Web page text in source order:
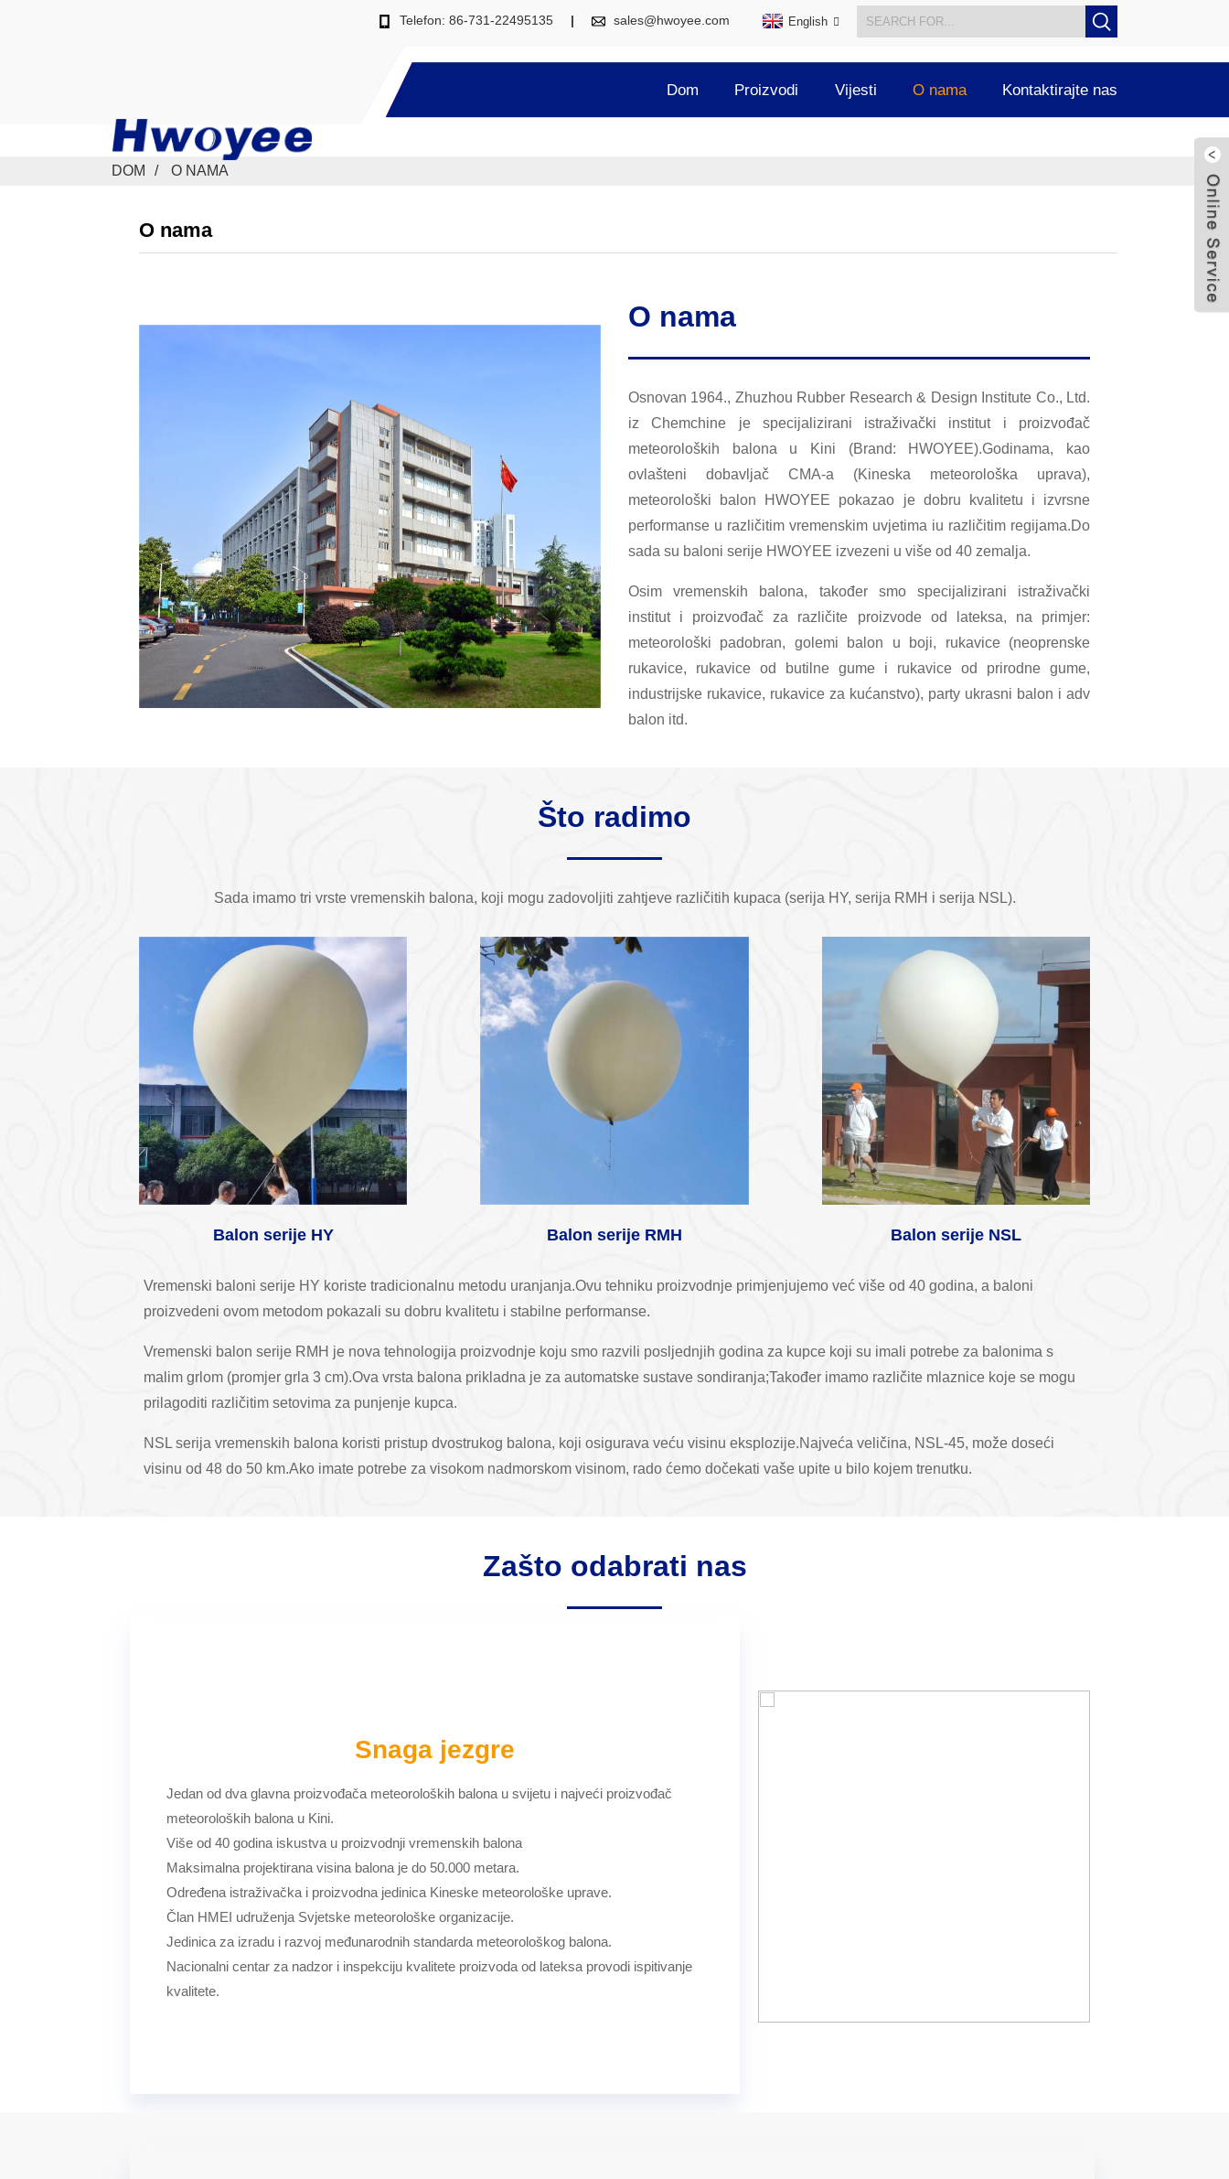
Telefon: 86-731-22495135 sales@hwoyee.com English
Dom Proizvodi Vijesti O nama Kontaktirajte nas
DOM O NAMA
O nama
O nama
Osnovan 1964., Zhuzhou Rubber Research & Design Institute Co., Ltd.
iz Chemchine je specijalizirani istraživački institut i proizvođač
meteoroloških balona u Kini (Brand: HWOYEE).Godinama, kao
ovlašteni dobavljač CMA-a (Kineska meteorološka uprava),
meteorološki balon HWOYEE pokazao je dobru kvalitetu i izvrsne
performanse u različitim vremenskim uvjetima iu različitim regijama.Do
sada su baloni serije HWOYEE izvezeni u više od 40 zemalja.
Osim vremenskih balona, ​​također smo specijalizirani istraživački
institut i proizvođač za različite proizvode od lateksa, na primjer:
meteorološki padobran, golemi balon u boji, rukavice (neoprenske
rukavice, rukavice od butilne gume i rukavice od prirodne gume,
industrijske rukavice, rukavice za kućanstvo), party ukrasni balon i adv
balon itd.
Što radimo
Sada imamo tri vrste vremenskih balona, ​​koji mogu zadovoljiti zahtjeve različitih kupaca (serija HY, serija RMH i serija NSL).
Balon serije HY Balon serije RMH Balon serije NSL
Vremenski baloni serije HY koriste tradicionalnu metodu uranjanja.Ovu tehniku ​​proizvodnje primjenjujemo već više od 40 godina, a baloni
proizvedeni ovom metodom pokazali su dobru kvalitetu i stabilne performanse.
Vremenski balon serije RMH je nova tehnologija proizvodnje koju smo razvili posljednjih godina za kupce koji su imali potrebe za balonima s
malim grlom (promjer grla 3 cm).Ova vrsta balona prikladna je za automatske sustave sondiranja;Također imamo različite mlaznice koje se mogu
prilagoditi različitim setovima za punjenje kupca.
NSL serija vremenskih balona koristi pristup dvostrukog balona, ​​koji osigurava veću visinu eksplozije.Najveća veličina, NSL-45, može doseći
visinu od 48 do 50 km.Ako imate potrebe za visokom nadmorskom visinom, rado ćemo dočekati vaše upite u bilo kojem trenutku.
Zašto odabrati nas
Snaga jezgre
Jedan od dva glavna proizvođača meteoroloških balona u svijetu i najveći proizvođač
meteoroloških balona u Kini.
Više od 40 godina iskustva u proizvodnji vremenskih balona
Maksimalna projektirana visina balona je do 50.000 metara.
Određena istraživačka i proizvodna jedinica Kineske meteorološke uprave.
Član HMEI udruženja Svjetske meteorološke organizacije.
Jedinica za izradu i razvoj međunarodnih standarda meteorološkog balona.
Nacionalni centar za nadzor i inspekciju kvalitete proizvoda od lateksa provodi ispitivanje
kvalitete.